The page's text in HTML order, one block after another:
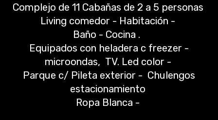
Complejo de 11 Cabañas de 2 a 5 personas
Living comedor - Habitación -
Baño - Cocina .
Equipados con heladera c freezer -
microondas, TV. Led color -
Parque c/ Pileta exterior - Chulengos
estacionamiento
Ropa Blanca -